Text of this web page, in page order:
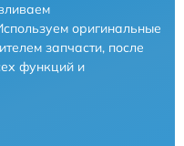
оригинальные
запчасти, после
функций и